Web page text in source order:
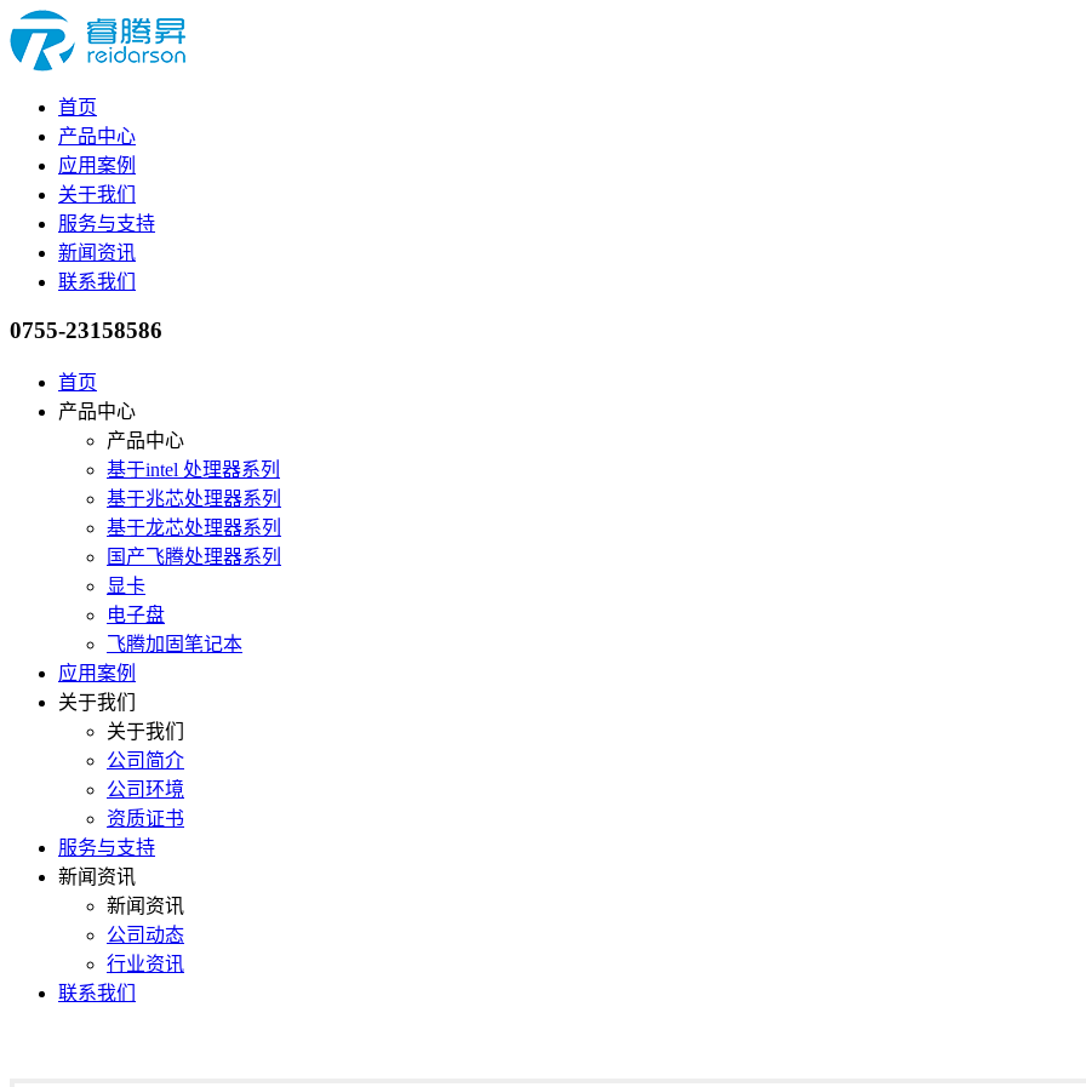
首页
产品中心
应用案例
关于我们
服务与支持
新闻资讯
联系我们
0755-23158586
首页
产品中心
产品中心
基于intel 处理器系列
基于兆芯处理器系列
基于龙芯处理器系列
国产飞腾处理器系列
显卡
电子盘
飞腾加固笔记本
应用案例
关于我们
关于我们
公司简介
公司环境
资质证书
服务与支持
新闻资讯
新闻资讯
公司动态
行业资讯
联系我们